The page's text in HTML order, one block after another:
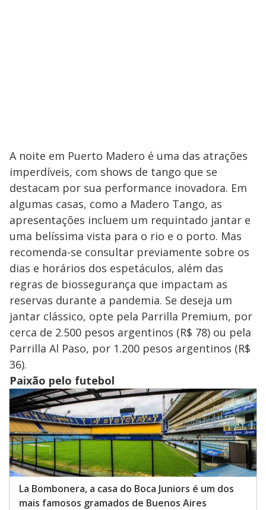
A noite em Puerto Madero é uma das atrações
imperdíveis, com shows de tango que se
destacam por sua performance inovadora. Em
algumas casas, como a Madero Tango, as
apresentações incluem um requintado jantar e
uma belíssima vista para o rio e o porto. Mas
recomenda-se consultar previamente sobre os
dias e horários dos espetáculos, além das
regras de biossegurança que impactam as
reservas durante a pandemia. Se deseja um
jantar clássico, opte pela Parrilla Premium, por
cerca de 2.500 pesos argentinos (R$ 78) ou pela
Parrilla Al Paso, por 1.200 pesos argentinos (R$
36).
Paixão pelo futebol
La Bombonera, a casa do Boca Juniors é um dos
mais famosos gramados de Buenos Aires